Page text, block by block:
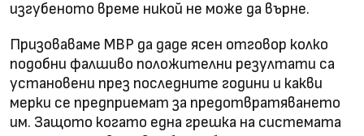
изгубеното време никой не може да върне.
Призоваваме МВР да даде ясен отговор колко
подобни фалшиво положителни резултати са
установени през последните години и какви
мерки се предприемат за предотвратяването
им. Защото когато една грешка на системата